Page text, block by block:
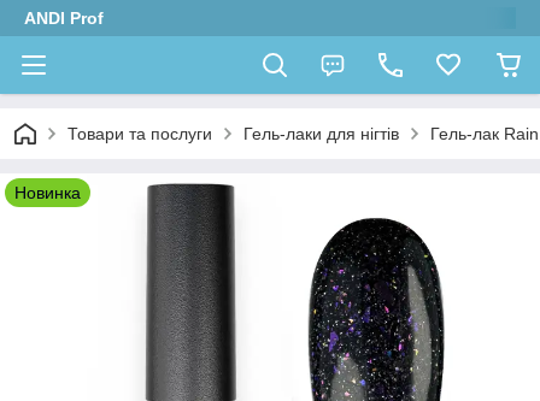
ANDI Prof
Товари та послуги Гель-лаки для нігтів Гель-лак
Новинка